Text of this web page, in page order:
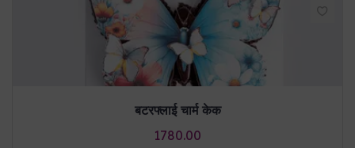
बटरफ्लाई चार्म केक
1780.00